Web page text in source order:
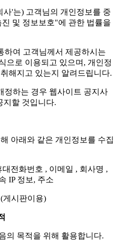
'는) 고객님의 개인정보를 중
및 정보보호"에 관한 법률을
하여 고객님께서 제공하시는
으로 이용되고 있으며, 개인정
해지고 있는지 알려드립니다.
정하는 경우 웹사이트 공지사
지할 것입니다.
아래와 같은 개인정보를 수집
전화번호 , 이메일 , 회사명 ,
IP 정보, 주소
게시판이용)
의 목적을 위해 활용합니다.